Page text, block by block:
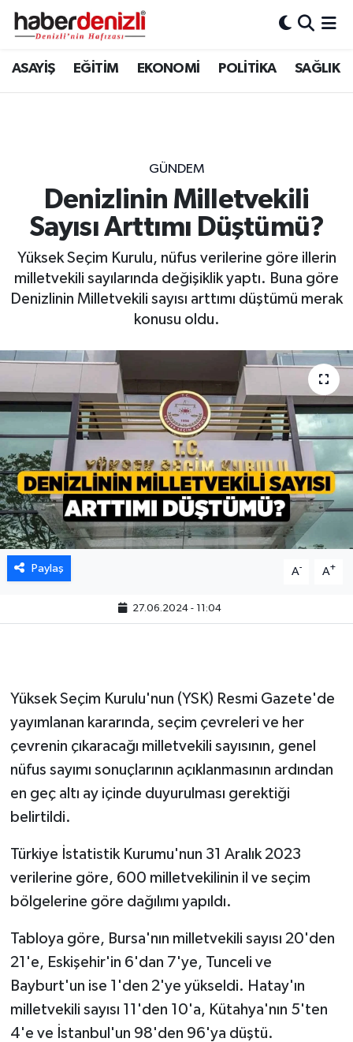
ASAYİŞ EĞİTİM EKONOMİ POLİTİKA SAĞLIK
GÜNDEM
Denizlinin Milletvekili
Sayısı Arttımı Düştümü?
Yüksek Seçim Kurulu, nüfus verilerine göre illerin
milletvekili sayılarında değişiklik yaptı. Buna göre
Denizlinin Milletvekili sayısı arttımı düştümü merak
konusu oldu.
Paylaş A- A+
27.06.2024 - 11:04
Yüksek Seçim Kurulu'nun (YSK) Resmi Gazete'de
yayımlanan kararında, seçim çevreleri ve her
çevrenin çıkaracağı milletvekili sayısının, genel
nüfus sayımı sonuçlarının açıklanmasının ardından
en geç altı ay içinde duyurulması gerektiği
belirtildi.
Türkiye İstatistik Kurumu'nun 31 Aralık 2023
verilerine göre, 600 milletvekilinin il ve seçim
bölgelerine göre dağılımı yapıldı.
Tabloya göre, Bursa'nın milletvekili sayısı 20'den
21'e, Eskişehir'in 6'dan 7'ye, Tunceli ve
Bayburt'un ise 1'den 2'ye yükseldi. Hatay'ın
milletvekili sayısı 11'den 10'a, Kütahya'nın 5'ten
4'e ve İstanbul'un 98'den 96'ya düştü.
Denizli Nöbetçi Eczaneler
Tüm Manşetler
Son Dakika Haberleri
Haber Arşivi